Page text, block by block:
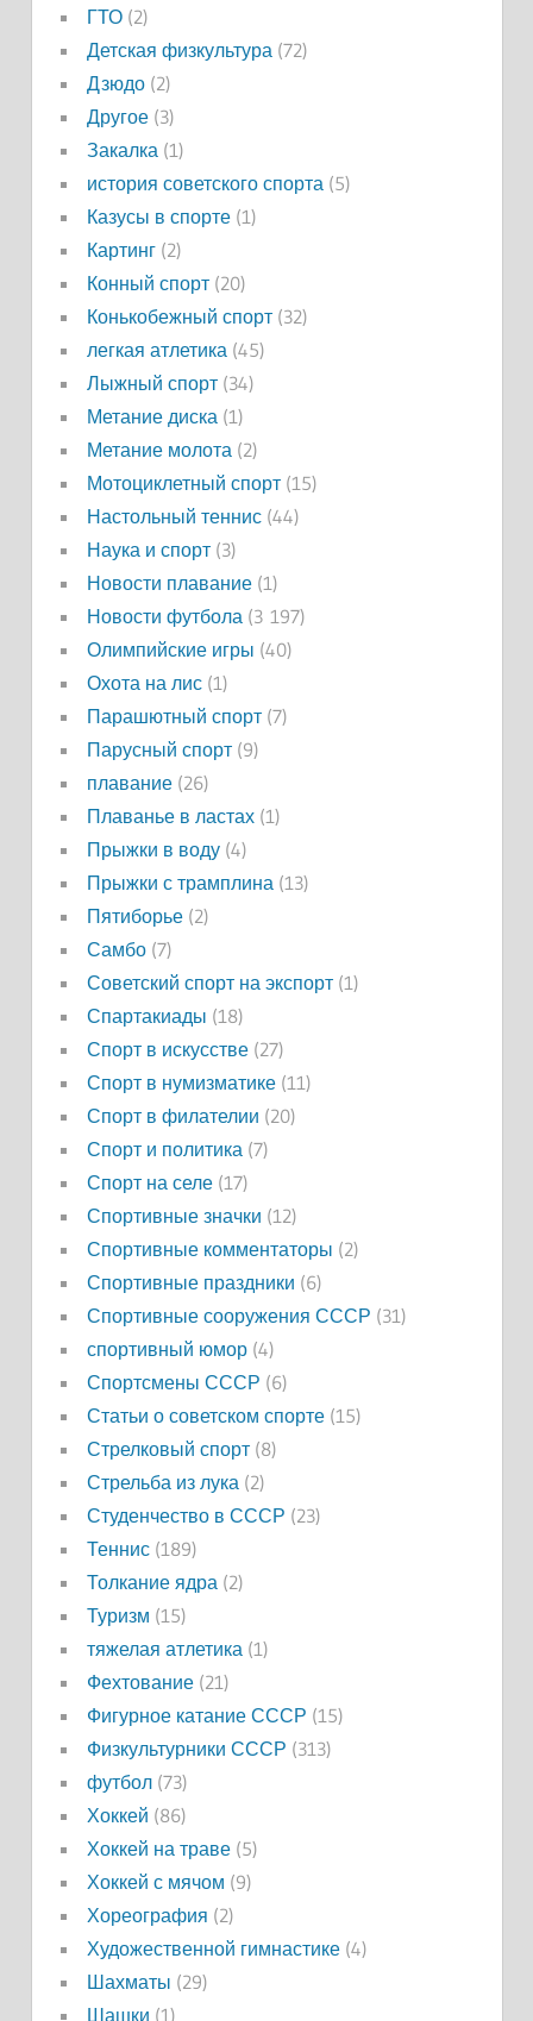
ГТО(2)
Детская физкультура(72)
Дзюдо(2)
Другое(3)
Закалка(1)
история советского спорта(5)
Казусы в спорте(1)
Картинг(2)
Конный спорт(20)
Конькобежный спорт(32)
легкая атлетика(45)
Лыжный спорт(34)
Метание диска(1)
Метание молота(2)
Мотоциклетный спорт(15)
Настольный теннис(44)
Наука и спорт(3)
Новости плавание(1)
Новости футбола(3 197)
Олимпийские игры (40)
Охота на лис(1)
Парашютный спорт(7)
Парусный спорт(9)
плавание(26)
Плаванье в ластах(1)
Прыжки в воду(4)
Прыжки с трамплина(13)
Пятиборье(2)
Самбо(7)
Советский спорт на экспорт(1)
Спартакиады (18)
Спорт в искусстве(27)
Спорт в нумизматике(11)
Спорт в филателии (20)
Спорт и политика(7)
Спорт на селе(17)
Спортивные значки (12)
Спортивные комментаторы (2)
Спортивные праздники (6)
Спортивные сооружения СССР (31)
спортивный юмор(4)
Спортсмены СССР (6)
Статьи о советском спорте(15)
Стрелковый спорт(8)
Стрельба из лука(2)
Студенчество в СССР (23)
Теннис(189)
Толкание ядра(2)
Туризм (15)
тяжелая атлетика(1)
Фехтование(21)
Фигурное катание СССР (15)
Физкультурники СССР (313)
футбол(73)
Хоккей (86)
Хоккей на траве(5)
Хоккей с мячом (9)
Хореография (2)
Художественной гимнастике(4)
Шахматы (29)
Шашки (1)